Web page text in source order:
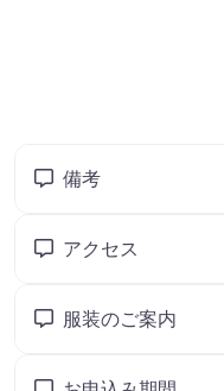
備考
アクセス
服装のご案内